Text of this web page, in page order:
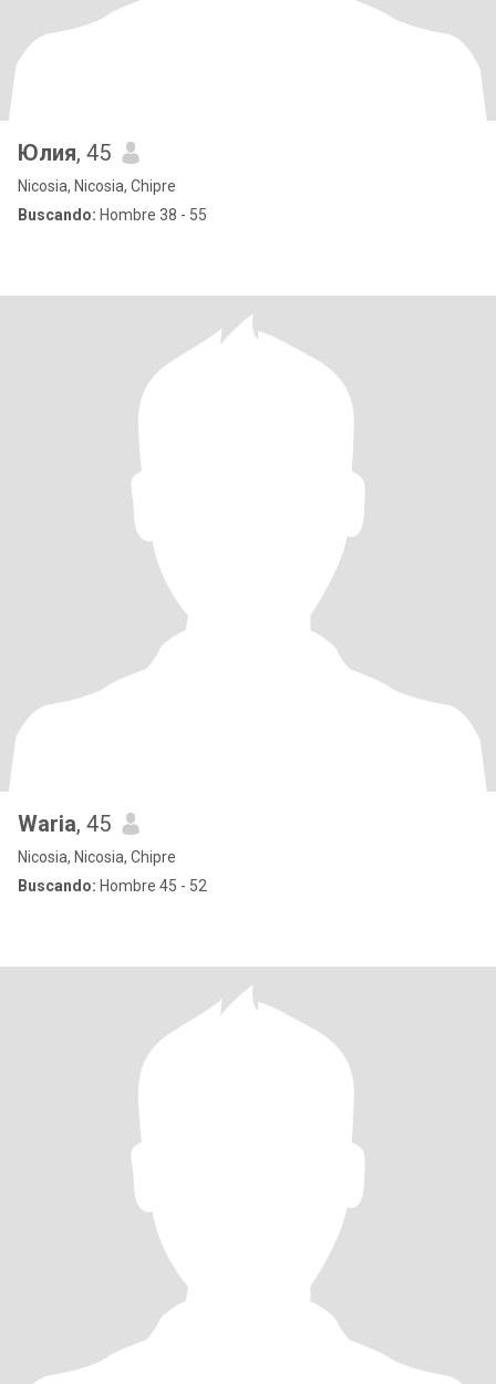
Юлия, 45
Nicosia, Nicosia, Chipre
Buscando: Hombre 38 - 55
Waria, 45
Nicosia, Nicosia, Chipre
Buscando: Hombre 45 - 52